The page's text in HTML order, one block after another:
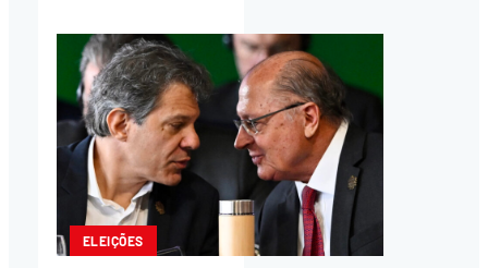
ELEIÇÕES